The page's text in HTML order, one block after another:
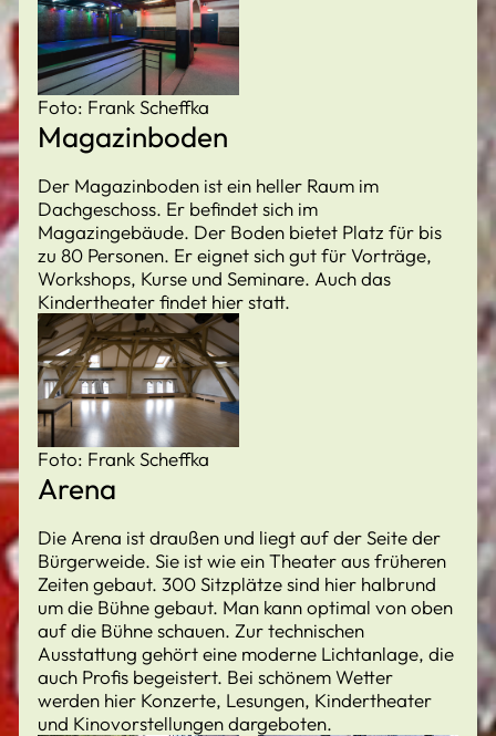
Foto: Frank Scheffka
Magazinboden
Der Magazinboden ist ein heller Raum im
Dachgeschoss. Er befindet sich im
Magazingebäude. Der Boden bietet Platz für bis
zu 80 Personen. Er eignet sich gut für Vorträge,
Workshops, Kurse und Seminare. Auch das
Kindertheater findet hier statt.
Foto: Frank Scheffka
Arena
Die Arena ist draußen und liegt auf der Seite der
Bürgerweide. Sie ist wie ein Theater aus früheren
Zeiten gebaut. 300 Sitzplätze sind hier halbrund
um die Bühne gebaut. Man kann optimal von oben
auf die Bühne schauen. Zur technischen
Ausstattung gehört eine moderne Lichtanlage, die
auch Profis begeistert. Bei schönem Wetter
werden hier Konzerte, Lesungen, Kindertheater
und Kinovorstellungen dargeboten.